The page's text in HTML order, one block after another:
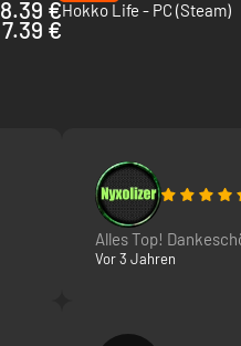
8.39 €Hokko Life - PC (Steam)
7.39 €
Alles Top!
Vor 3 Jahren